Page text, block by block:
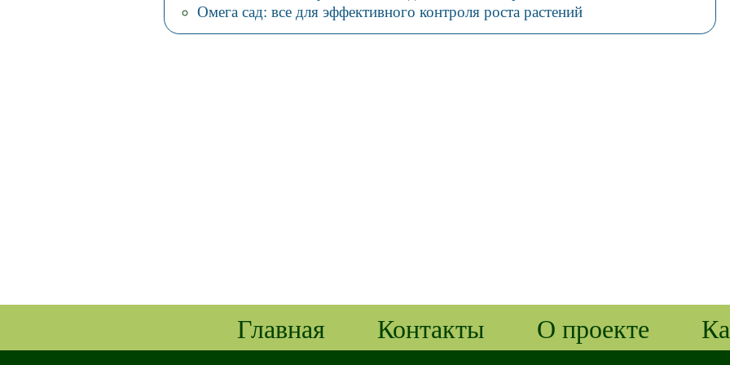
Омега сад: все для эффективного контроля роста растений
Главная Контакты О проекте